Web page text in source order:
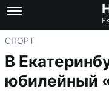
СПОРТ
В
юбилейный